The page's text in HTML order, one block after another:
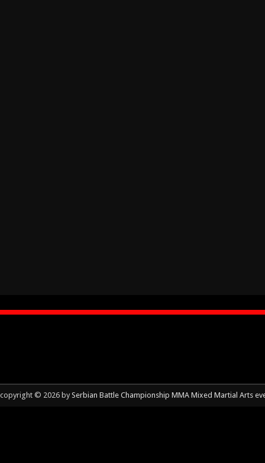
copyright © 2026 by Serbian Battle Championship MMA Mixed Martial Arts